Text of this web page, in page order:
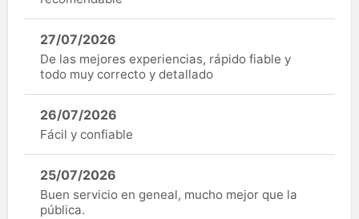
27/07/2026
De las mejores experiencias, rápido fiable y
todo muy correcto y detallado
26/07/2026
Fácil y confiable
25/07/2026
Buen servicio en geneal, mucho mejor que la
pública.